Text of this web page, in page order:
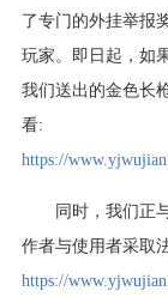
了专门的外挂举报
玩家。即日起，如
我们送出的金色长
看:
https://
同时，我们正与
作者与使用者采取
https://